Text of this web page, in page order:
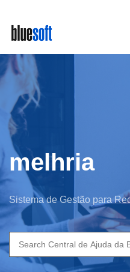
main
content
melhria
Sistema de Gestão para
Search
for: